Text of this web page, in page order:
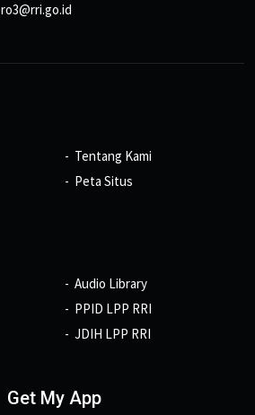
Tentang Kami
Peta Situs
Audio Library
PPID LPP RRI
JDIH LPP RRI
Get My App